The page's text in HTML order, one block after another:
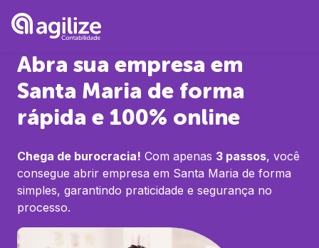
Abra sua empresa em
Santa Maria de forma
rápida e 100% online
Chega de burocracia! Com apenas 3 passos, você
consegue abrir empresa em Santa Maria de forma
simples, garantindo praticidade e segurança no
processo.